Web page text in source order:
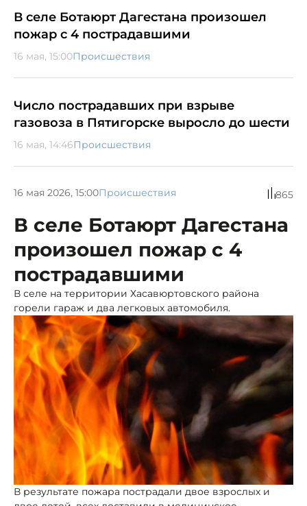
В селе Ботаюрт Дагестана произошел
пожар с 4 пострадавшими
16 мая, 15:00Происшествия
Число пострадавших при взрыве
газовоза в Пятигорске выросло до шести
16 мая, 14:46Происшествия
16 мая 2026, 15:00Происшествия 865
В селе Ботаюрт Дагестана
произошел пожар с 4
пострадавшими
В селе на территории Хасавюртовского района
горели гараж и два легковых автомобиля.
В результате пожара пострадали двое взрослых и